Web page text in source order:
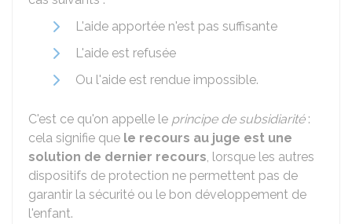
L'aide apportée n'est pas suffisante
L'aide est refusée
Ou l'aide est rendue impossible.
C'est ce qu'on appelle le principe de subsidiarité:
cela signifie que le recours au juge est une
solution de dernier recours, lorsque les autres
dispositifs de protection ne permettent pas de
garantir la sécurité ou le bon développement de
l'enfant.